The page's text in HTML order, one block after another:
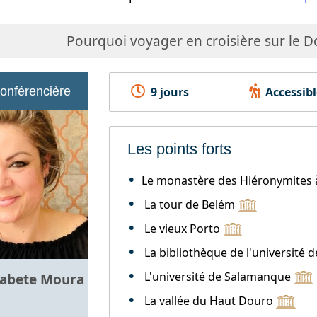
Pourquoi voyager en croisière sur le
Moura
9 jours
Les points forts
Le monastère des
La tour de Belém
Le vieux Porto
La bibliothèque de l'université
L'université de Salamanque
La vallée du Haut Douro